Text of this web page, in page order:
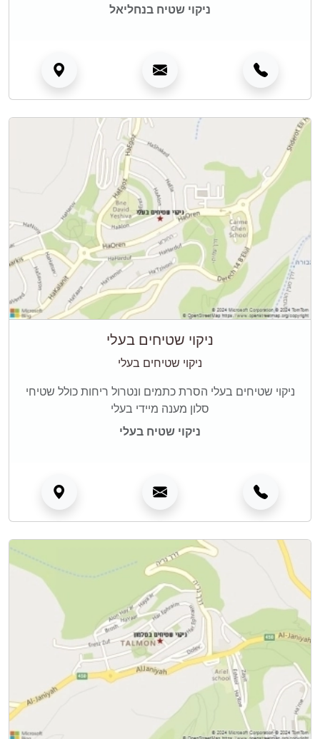
ניקוי שטיח בנחליאל
ניקוי שטיחים בעלי
ניקוי שטיחים בעלי
ניקוי שטיחים בעלי הסרת כתמים ונטרול ריחות כולל שטיחי
סלון מענה מיידי בעלי
ניקוי שטיח בעלי